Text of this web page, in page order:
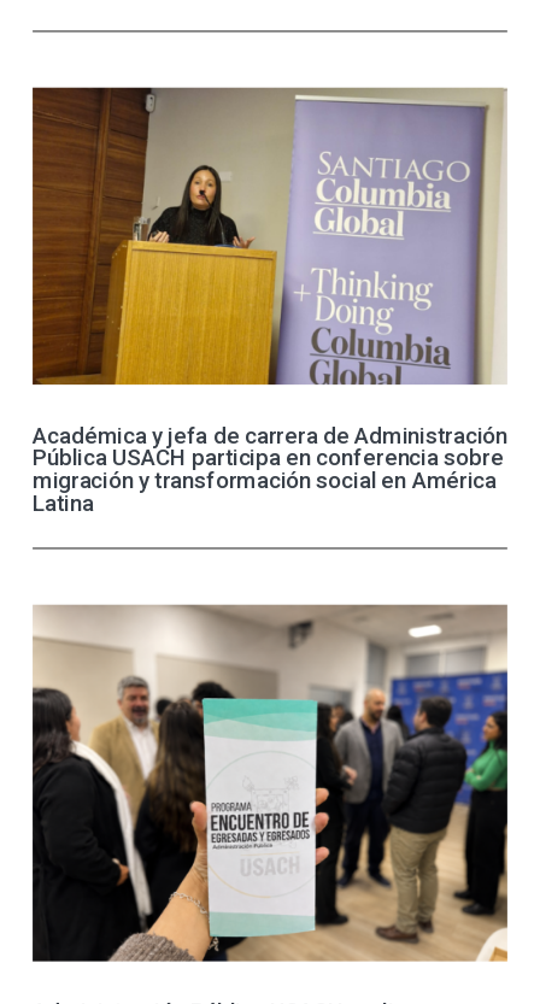
Académica y jefa de carrera de Administración
Pública USACH participa en conferencia sobre
migración y transformación social en América
Latina